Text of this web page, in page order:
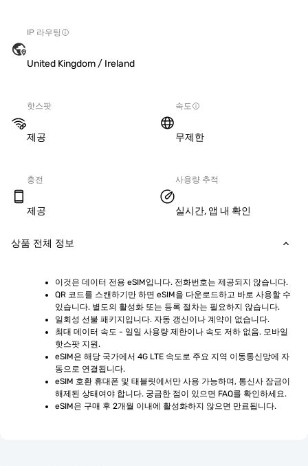
IP 라우팅
United Kingdom / Ireland
핫스팟
제공
속도
무제한
충전
제공
사용량 추적
실시간, 앱 내 확인
상품 전체 정보
이것은 데이터 전용 eSIM입니다. 전화번호는 제공되지 않습니다.
QR 코드를 스캔하기만 하면 eSIM을 다운로드하고 바로 사용할 수
있습니다. 별도의 활성화 또는 등록 절차는 필요하지 않습니다.
일회성 선불 패키지입니다. 자동 갱신이나 계약이 없습니다.
최대 데이터 속도 - 일일 사용량 제한이나 속도 저하 없음. 모바일
핫스팟 지원.
eSIM은 해당 국가에서 4G LTE 속도로 주요 지역 이동통신망에 자
동으로 연결됩니다.
eSIM 호환 휴대폰 및 태블릿에서만 사용 가능하며, 통신사 잠금이
해제된 상태여야 합니다. 궁금한 점이 있으면 FAQ를 확인하세요.
eSIM은 구매 후 2개월 이내에 활성화하지 않으면 만료됩니다.